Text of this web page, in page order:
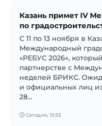
Казань примет IV
по
С 11 по 13 ноября в
Международный
«РЕБУС 2026»,
партнерстве с
неделей БРИКС.
и официальных лиц
28...
Сегодня, 15:55